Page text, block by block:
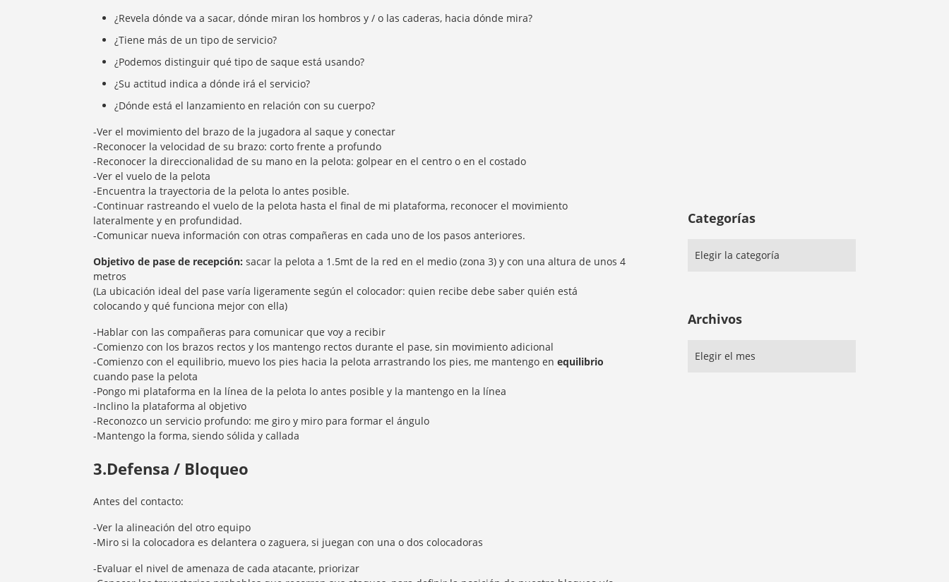
¿Revela dónde va a sacar, dónde miran los hombros y / o las caderas, hacia dónde mira?
¿Tiene más de un tipo de servicio?
¿Podemos distinguir qué tipo de saque está usando?
¿Su actitud indica a dónde irá el servicio?
¿Dónde está el lanzamiento en relación con su cuerpo?
-Ver el movimiento del brazo de la jugadora al saque y conectar
-Reconocer la velocidad de su brazo: corto frente a profundo
-Reconocer la direccionalidad de su mano en la pelota: golpear en el centro o en el costado
-Ver el vuelo de la pelota
-Encuentra la trayectoria de la pelota lo antes posible.
-Continuar rastreando el vuelo de la pelota hasta el final de mi plataforma, reconocer el movimiento
lateralmente y en profundidad.
-Comunicar nueva información con otras compañeras en cada uno de los pasos anteriores.
Objetivo de pase de recepción: sacar la pelota a 1.5mt de la red en el medio (zona 3) y con una altura de unos 4
metros
(La ubicación ideal del pase varía ligeramente según el colocador: quien recibe debe saber quién está
colocando y qué funciona mejor con ella)
-Hablar con las compañeras para comunicar que voy a recibir
-Comienzo con los brazos rectos y los mantengo rectos durante el pase, sin movimiento adicional
-Comienzo con el equilibrio, muevo los pies hacia la pelota arrastrando los pies, me mantengo en equilibrio
cuando pase la pelota
-Pongo mi plataforma en la línea de la pelota lo antes posible y la mantengo en la línea
-Inclino la plataforma al objetivo
-Reconozco un servicio profundo: me giro y miro para formar el ángulo
-Mantengo la forma, siendo sólida y callada
3.Defensa / Bloqueo
Antes del contacto:
-Ver la alineación del otro equipo
-Miro si la colocadora es delantera o zaguera, si juegan con una o dos colocadoras
-Evaluar el nivel de amenaza de cada atacante, priorizar
Categorías
Archivos